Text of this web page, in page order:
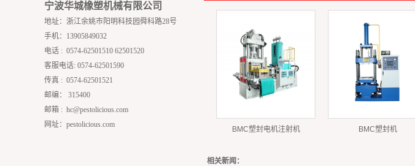
宁波华城橡塑机械有限公司
地址：浙江余姚市阳明科技园舜科路28号
手机：13905849032
电话 : 0574-62501510 62501520
客服电话: 0574-62501590
传真 : 0574-62501521
邮编： 315400
邮箱 : hc@pestolicious.com
网址：pestolicious.com
BMC塑封电机注射机 BMC塑封机
相关新闻：